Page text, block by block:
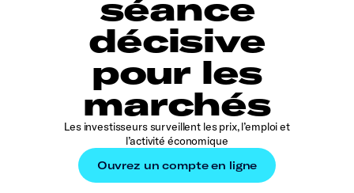
séance
décisive
pour les
marchés
Les investisseurs surveillent les prix, l’emploi et
l’activité économique